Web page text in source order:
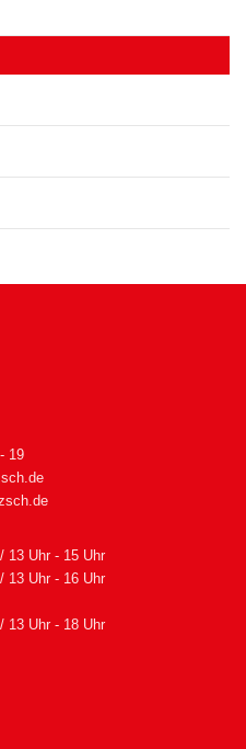
19
13 Uhr - 15 Uhr
13 Uhr - 16 Uhr
13 Uhr - 18 Uhr